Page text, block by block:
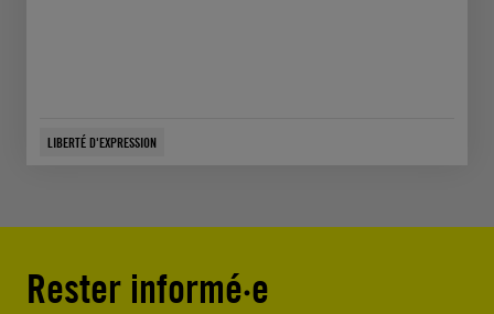
LIBERTÉ D'EXPRESSION
Rester informé·e